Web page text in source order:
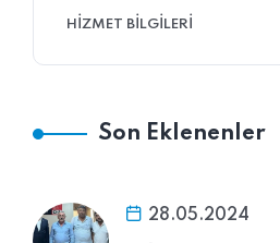
HIZMET BILGILERI
Son Eklenenler
28.05.2024